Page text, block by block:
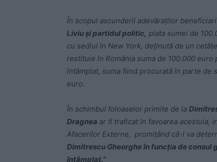
În scopul ascunderii adevăraților
Liviu și partidul politic, plata sumei de
cu sediul în New York, deținută de un
restituie în România suma de 100.000
întâmplat, suma fiind procurată în parte
euro.
În schimbul foloaselor primite de la
Dragnea ar fi traficat în favoarea acestuia,
Afacerilor Externe, promițând că-l va
Dimitrescu Gheorghe în funcția de consul
întâmplat.”